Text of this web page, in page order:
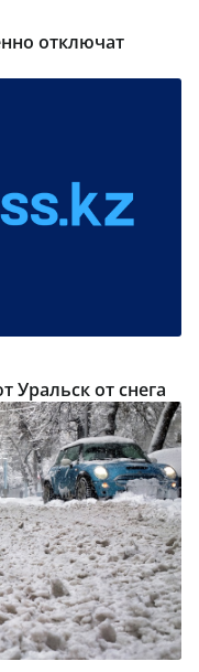
отключат
Уральск от снега